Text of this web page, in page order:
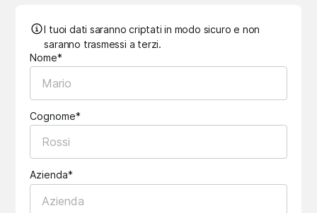
I tuoi dati saranno criptati in modo sicuro e non
saranno trasmessi a terzi.
Nome*
Cognome*
Azienda*